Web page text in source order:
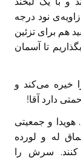
نود درجه
هم برای تزئین
تا آسمان
خیره می‌کند و
دارد آقا!
و جمعیتی
له و لورده
کنند. سرش را